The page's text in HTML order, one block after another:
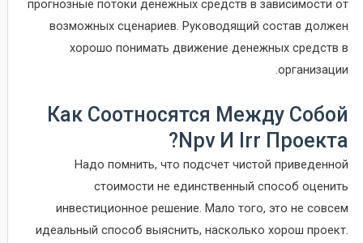
прогнозные потоки денежных средств в зависимости от
возможных сценариев. Руководящий состав должен
хорошо понимать движение денежных средств в
организации.
Как Соотносятся Между Собой
Npv И Irr Проекта?
Надо помнить, что подсчет чистой приведенной
стоимости не единственный способ оценить
инвестиционное решение. Мало того, это не совсем
идеальный способ выяснить, насколько хорош проект.